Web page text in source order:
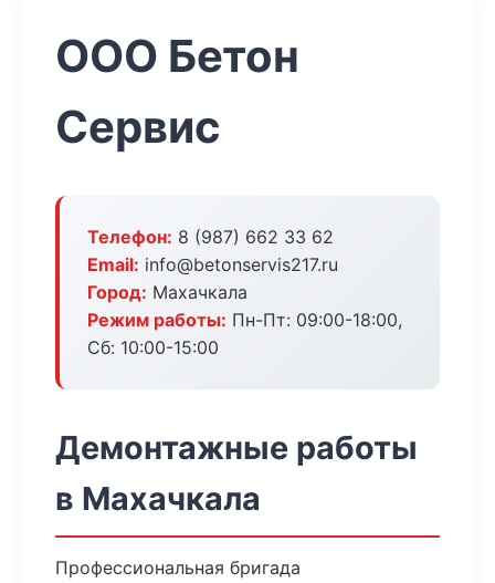
ООО Бетон
Сервис
Телефон: 8 (987) 662 33 62
Email: info@betonservis217.ru
Город: Махачкала
Режим работы: Пн-Пт: 09:00-18:00,
Сб: 10:00-15:00
Демонтажные работы
в Махачкала
Профессиональная бригада